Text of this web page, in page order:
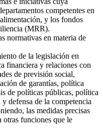
competentes en
y los fondos
(MRR).
normativas en materia de
de la legislación en
financiera y relaciones con
de previsión social,
de garantías, política
de políticas públicas, política
defensa de la competencia
las medidas precisas
otras funciones que le